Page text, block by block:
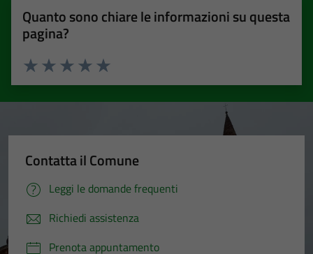
Quanto sono chiare le informazioni su questa
pagina?
Valuta 5 stelle su 5
Valuta 4 stelle su 5
Valuta 3 stelle su 5
Valuta 2 stelle su 5
Valuta 1 stelle su 5
Contatta il Comune
Leggi le domande frequenti
Richiedi assistenza
Prenota appuntamento